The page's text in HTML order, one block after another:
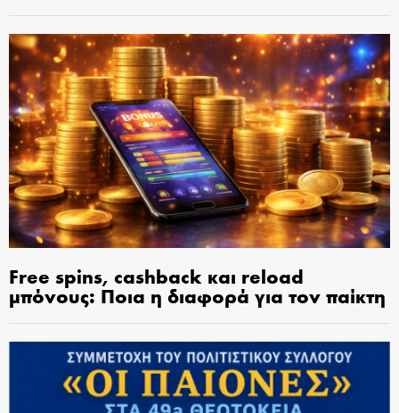
Free spins, cashback και reload
μπόνους: Ποια η διαφορά για τον παίκτη